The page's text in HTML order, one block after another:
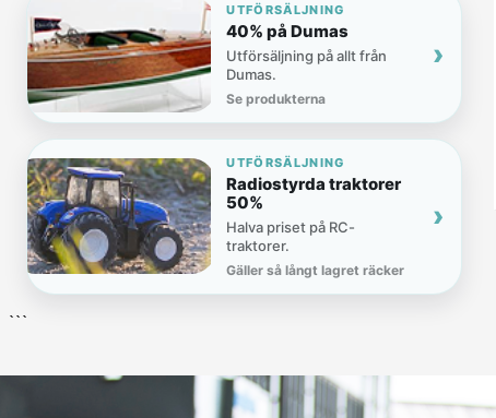
UTFÖRSÄLJNING
40% på Dumas
Utförsäljning på allt från
Dumas.
Se produkterna
›
UTFÖRSÄLJNING
Radiostyrda traktorer
50%
Halva priset på RC-
traktorer.
Gäller så långt lagret räcker
›
```